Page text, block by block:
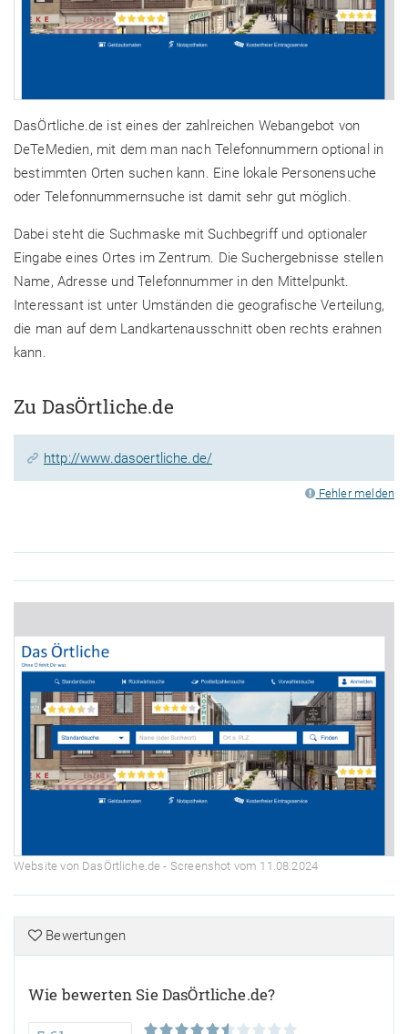
DasÖrtliche.de ist eines der zahlreichen Webangebot von
DeTeMedien, mit dem man nach Telefonnummern optional in
bestimmten Orten suchen kann. Eine lokale Personensuche
oder Telefonnummernsuche ist damit sehr gut möglich.
Dabei steht die Suchmaske mit Suchbegriff und optionaler
Eingabe eines Ortes im Zentrum. Die Suchergebnisse stellen
Name, Adresse und Telefonnummer in den Mittelpunkt.
Interessant ist unter Umständen die geografische Verteilung,
die man auf dem Landkartenausschnitt oben rechts erahnen
kann.
Zu DasÖrtliche.de
http://www.dasoertliche.de/
Fehler melden
Website von DasÖrtliche.de - Screenshot vom 11.08.2024
Bewertungen
Wie bewerten Sie DasÖrtliche.de?